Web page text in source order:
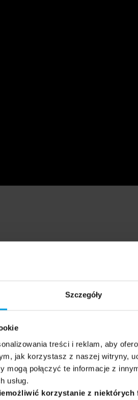
Szczegóły
treści i reklam, aby
jak korzystasz z naszej witryny,
mogą połączyć te informacje z
usług.
korzystanie z